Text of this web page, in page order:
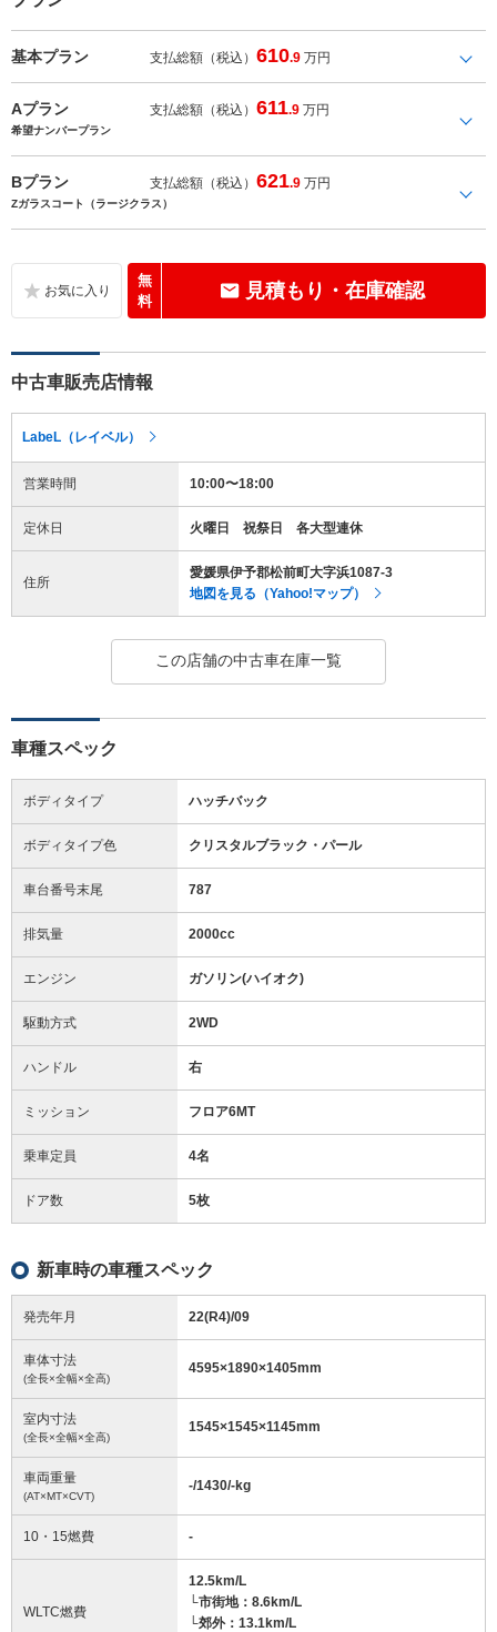
基本プラン 支払総額（税込）610.9 万円
Aプラン 支払総額（税込）611.9 万円
希望ナンバープラン
Bプラン 支払総額（税込）621.9 万円
Zガラスコート（ラージクラス）
無
料
見積もり・在庫確認
中古車販売店情報
LabeL（レイベル）
営業時間 10:00〜18:00
定休日 火曜日 祝祭日 各大型連休
住所
愛媛県伊予郡松前町大字浜1087-3
地図を見る（Yahoo!マップ）
この店舗の中古車在庫一覧
車種スペック
ボディタイプ ハッチバック
ボディタイプ色 クリスタルブラック・パール
車台番号末尾 787
排気量 2000cc
エンジン ガソリン(ハイオク)
駆動方式 2WD
ハンドル 右
ミッション フロア6MT
乗車定員 4名
ドア数 5枚
新車時の車種スペック
発売年月 22(R4)/09
車体寸法
(全長×全幅×全高)
4595×1890×1405mm
室内寸法
(全長×全幅×全高)
1545×1545×1145mm
車両重量
(AT×MT×CVT)
-/1430/-kg
10・15燃費 -
WLTC燃費
12.5km/L
└市街地：8.6km/L
└郊外：13.1km/L